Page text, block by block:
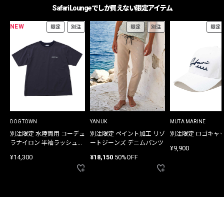
Safari Loungeでしか買えない限定アイテム
NEW 限定 別注
DOGTOWN
別注限定 水陸両用 コーデュ
ラナイロン 半袖ラッシュガ
¥14,300
限定 別注
YANUK
別注限定 ペイント加工 リゾ
ートジーンズ デニムパンツ
¥18,150 50%OFF
限定
MUTA MARINE
別注限定 ロゴキャ
¥9,900